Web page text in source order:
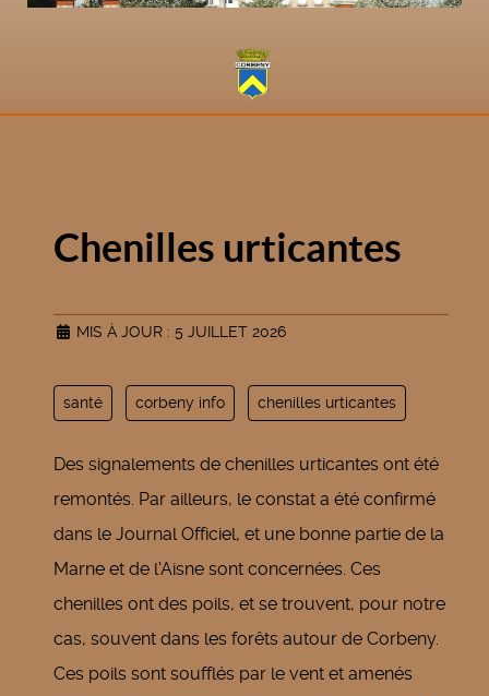
Chenilles urticantes
MIS À JOUR : 5 JUILLET 2026
santé corbeny info chenilles urticantes
Des signalements de chenilles urticantes ont été
remontés. Par ailleurs, le constat a été confirmé
dans le Journal Officiel, et une bonne partie de la
Marne et de l'Aisne sont concernées. Ces
chenilles ont des poils, et se trouvent, pour notre
cas, souvent dans les forêts autour de Corbeny.
Ces poils sont soufflés par le vent et amenés